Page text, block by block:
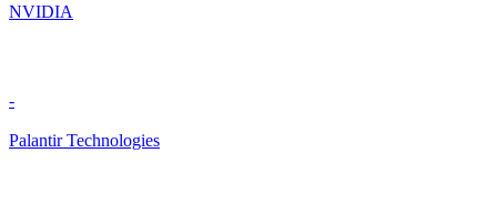
NVIDIA
-
Palantir Technologies